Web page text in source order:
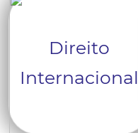
Direito
Internacional